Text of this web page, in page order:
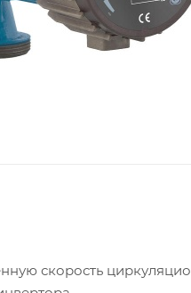
скорость